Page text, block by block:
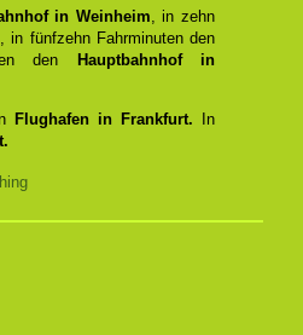
in Weinheim, in zehn
, in fünfzehn Fahrminuten den
den
Hauptbahnhof in
Flughafen in Frankfurt.
In